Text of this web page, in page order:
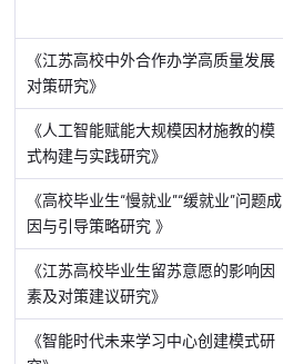
《江苏高校中外合作办学高质量发展
对策研究》
《人工智能赋能大规模因材施教的模
式构建与实践研究》
《高校毕业生“慢就业”“缓就业”问题成
因与引导策略研究 》
《江苏高校毕业生留苏意愿的影响因
素及对策建议研究》
《智能时代未来学习中心创建模式研